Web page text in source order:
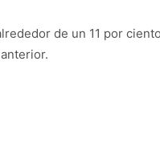
de un 11 por